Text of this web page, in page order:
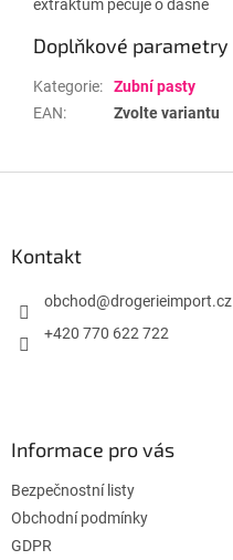
extraktům pečuje o dásně
Doplňkové parametry
Kategorie:
Zubní pasty
EAN: Zvolte variantu
Kontakt
obchod@drogerieimport.cz
+420 770 622 722
Informace pro vás
Bezpečnostní listy
Obchodní podmínky
GDPR